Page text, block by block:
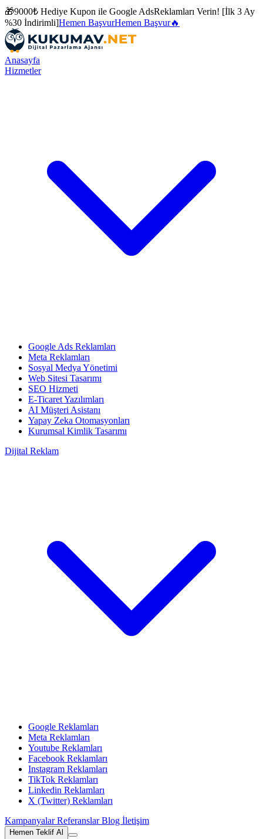
🎁9000₺ Hediye Kupon ile Google AdsReklamları Verin! [İlk 3 Ay
%30 İndirimli]Hemen BaşvurHemen Başvur🔥
Anasayfa
Hizmetler
Google Ads Reklamları
Meta Reklamları
Sosyal Medya Yönetimi
Web Sitesi Tasarımı
SEO Hizmeti
E-Ticaret Yazılımları
AI Müşteri Asistanı
Yapay Zeka Otomasyonları
Kurumsal Kimlik Tasarımı
Dijital Reklam
Google Reklamları
Meta Reklamları
Youtube Reklamları
Facebook Reklamları
Instagram Reklamları
TikTok Reklamları
Linkedin Reklamları
X (Twitter) Reklamları
KampanyalarReferanslarBlog İletişim
Hemen Teklif Al